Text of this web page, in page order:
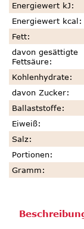
Energiewert kJ:
Energiewert kcal:
Fett:
davon gesättigte
Fettsäure:
Kohlenhydrate:
davon Zucker:
Ballaststoffe:
Eiweiß:
Salz:
Portionen:
Gramm: